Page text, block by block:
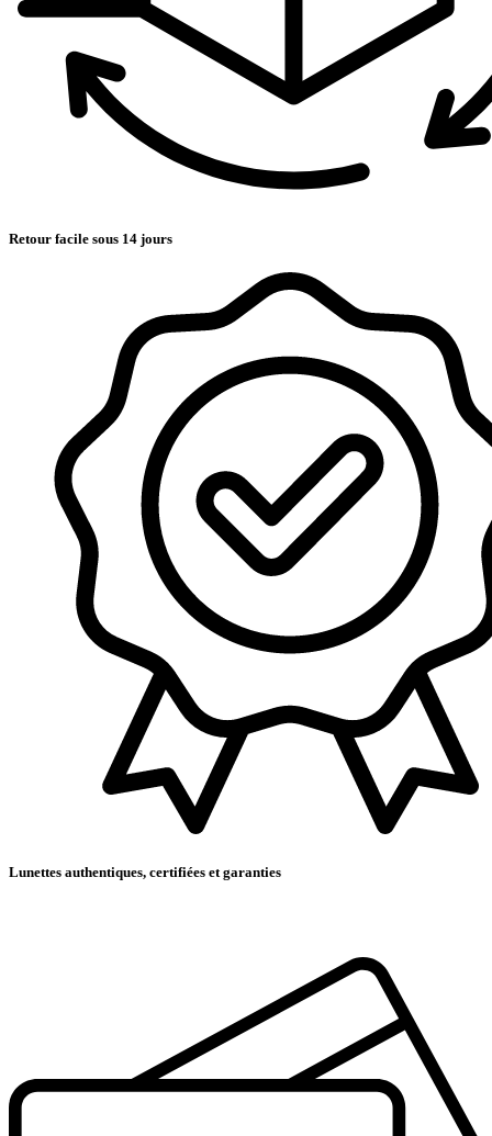
Retour facile sous 14 jours
Lunettes authentiques, certifiées et garanties